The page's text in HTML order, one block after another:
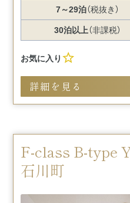
7～29泊（税抜き）
30泊以上（非課税）
お気に入り
詳細を見る
F-class B-type
石川町